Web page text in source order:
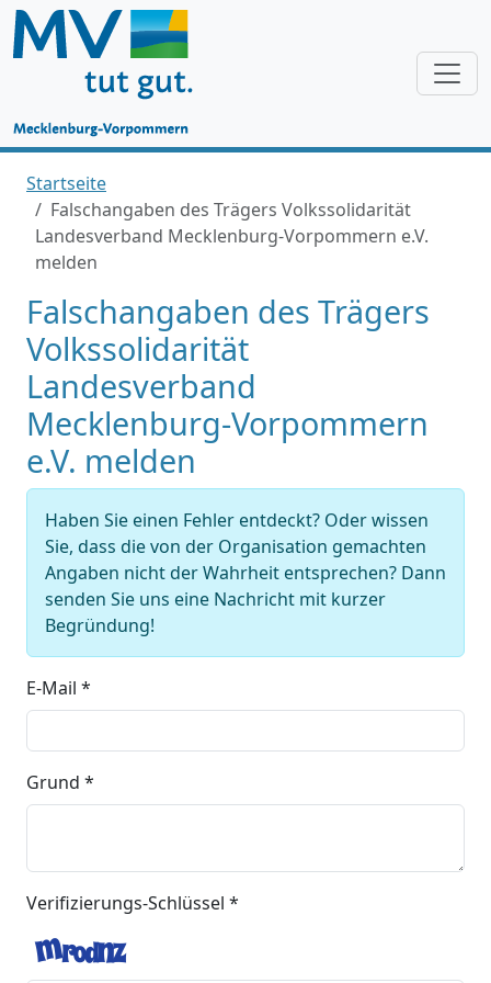
Startseite
Falschangaben des Trägers Volkssolidarität
Landesverband Mecklenburg-Vorpommern e.V.
melden
Falschangaben des Trägers
Volkssolidarität
Landesverband
Mecklenburg-Vorpommern
e.V. melden
Haben Sie einen Fehler entdeckt? Oder wissen
Sie, dass die von der Organisation gemachten
Angaben nicht der Wahrheit entsprechen? Dann
senden Sie uns eine Nachricht mit kurzer
Begründung!
E-Mail *
Grund *
Verifizierungs-Schlüssel *